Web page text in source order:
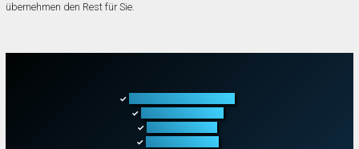
übernehmen den Rest für Sie.
✓
✓
✓
✓